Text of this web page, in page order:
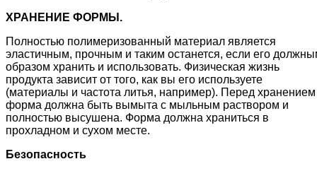
ХРАНЕНИЕ ФОРМЫ.
Полностью полимеризованный материал является
эластичным, прочным и таким останется, если его
образом хранить и использовать. Физическая жизнь
продукта зависит от того, как вы его используете
(материалы и частота литья, например). Перед хранением
форма должна быть вымыта с мыльным раствором и
полностью высушена. Форма должна храниться в
прохладном и сухом месте.
Безопасность